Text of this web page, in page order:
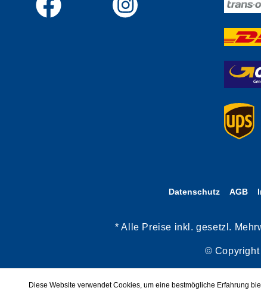
Datenschutz AGB
* Alle Preise inkl. gesetzl.
© Copyright
Diese Website verwendet Cookies, um eine bestmögliche Erfahrung